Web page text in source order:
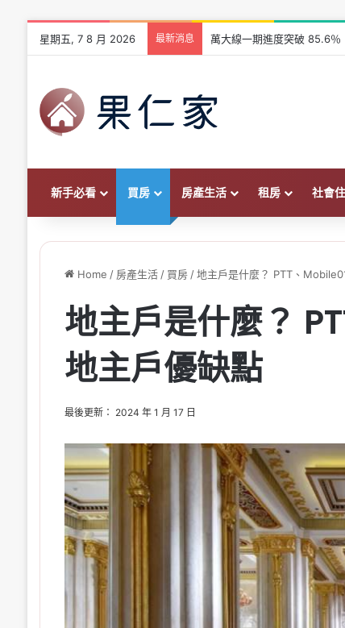
星期五, 7 8 月 2026 最新消息 萬大線一期進度突破 85.6％
新手必看 買房 房產生活 租房 社會
Home / 房產生活 / 買房 / 地主戶是什麼？ PTT、
地主戶是什麼？
地主戶優缺點
最後更新： 2024 年 1 月 17 日